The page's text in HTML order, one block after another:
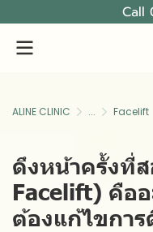
Call
ALINE CLINIC ... Facelift
ดึงหน้าครั้งที่
Facelift) คือ
ต้องแก้ไขกา